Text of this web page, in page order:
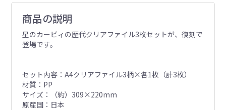
商品の説明
星のカービィの歴代クリアファイル3枚セットが、復刻で
登場です。
セット内容：A4クリアファイル3柄×各1枚（計3枚）
材質：PP
サイズ：（約）309×220mm
原産国：日本